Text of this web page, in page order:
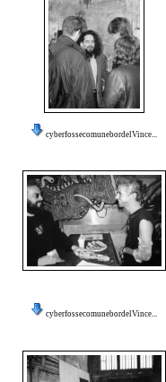
cyberfossecomunebordelVince...
cyberfossecomunebordelVince...